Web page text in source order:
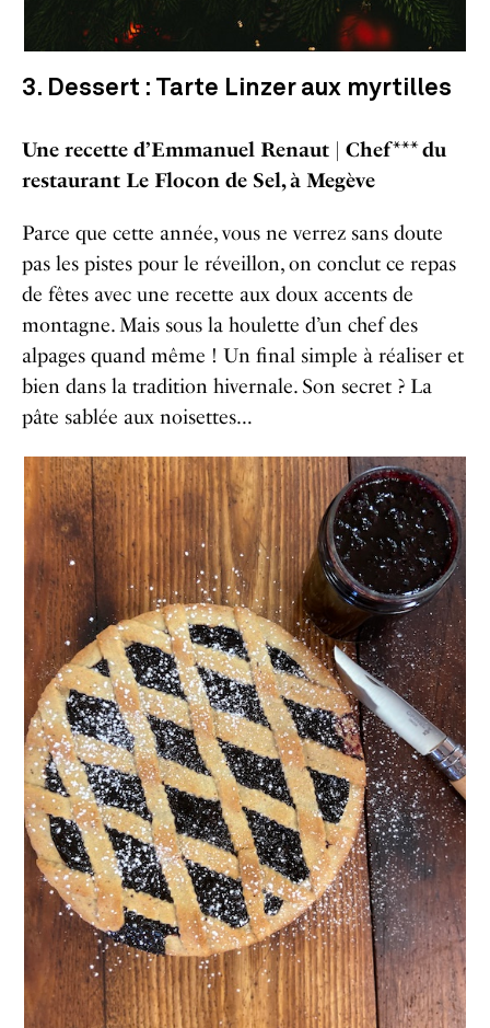
3. Dessert : Tarte Linzer aux myrtilles
Une recette d’Emmanuel Renaut | Chef*** du
restaurant Le Flocon de Sel, à Megève
Parce que cette année, vous ne verrez sans doute
pas les pistes pour le réveillon, on conclut ce repas
de fêtes avec une recette aux doux accents de
montagne. Mais sous la houlette d’un chef des
alpages quand même ! Un final simple à réaliser et
bien dans la tradition hivernale. Son secret ? La
pâte sablée aux noisettes…